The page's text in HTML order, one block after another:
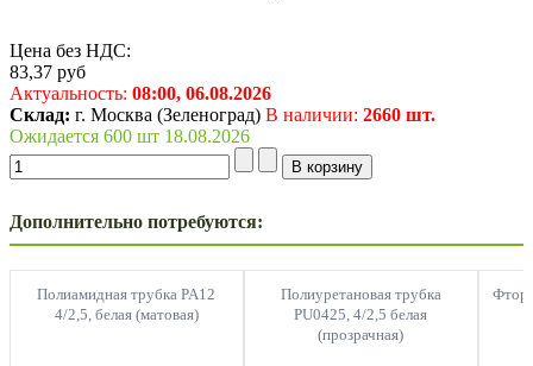
Цена без НДС:
83,37 руб
Актуальность: 08:00, 06.08.2026
Склад: г. Москва (Зеленоград) В наличии: 2660 шт.
Ожидается 600 шт 18.08.2026
Дополнительно потребуются:
Полиамидная трубка PA12
4/2,5, белая (матовая)
Полиуретановая трубка
PU0425, 4/2,5 белая
(прозрачная)